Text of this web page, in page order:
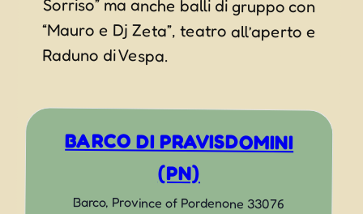
Raduno di Vespa.
BARCO DI PRAVISDOMINI
(PN)
Barco, Province of Pordenone 33076